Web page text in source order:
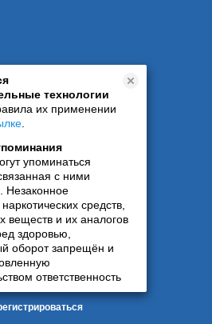
технологии
их применении
упоминаться
с ними
Незаконное
средств,
веществ и их аналогов
здоровью,
оборот запрещён и
ответственность